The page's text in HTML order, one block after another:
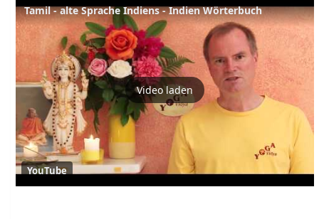
Tamil - alte Sprache Indiens - Indien Wörterbuch
Video laden
YouTube